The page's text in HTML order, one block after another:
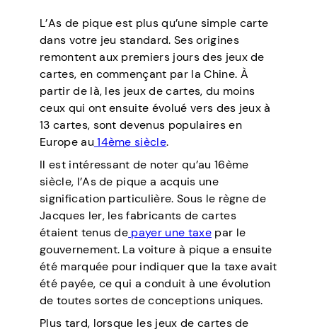
L’As de pique est plus qu’une simple carte
dans votre jeu standard. Ses origines
remontent aux premiers jours des jeux de
cartes, en commençant par la Chine. À
partir de là, les jeux de cartes, du moins
ceux qui ont ensuite évolué vers des jeux à
13 cartes, sont devenus populaires en
Europe au 14ème siècle.
Il est intéressant de noter qu’au 16ème
siècle, l’As de pique a acquis une
signification particulière. Sous le règne de
Jacques Ier, les fabricants de cartes
étaient tenus de payer une taxepar le
gouvernement. La voiture à pique a ensuite
été marquée pour indiquer que la taxe avait
été payée, ce qui a conduit à une évolution
de toutes sortes de conceptions uniques.
Plus tard, lorsque les jeux de cartes de